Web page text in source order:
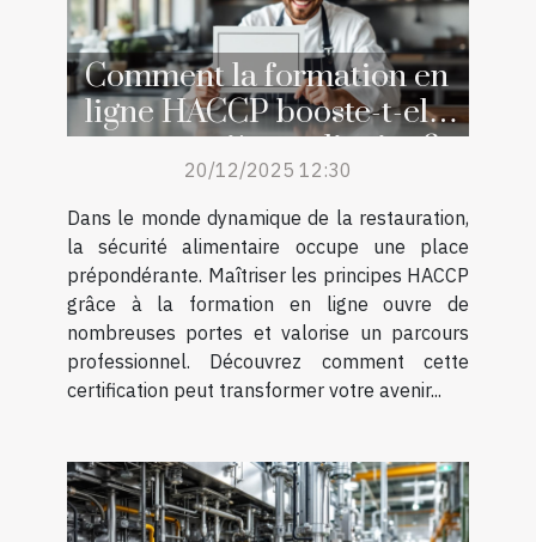
Comment la formation en
ligne HACCP booste-t-elle
votre carrière culinaire ?
20/12/2025 12:30
Dans le monde dynamique de la restauration,
la sécurité alimentaire occupe une place
prépondérante. Maîtriser les principes HACCP
grâce à la formation en ligne ouvre de
nombreuses portes et valorise un parcours
professionnel. Découvrez comment cette
certification peut transformer votre avenir...